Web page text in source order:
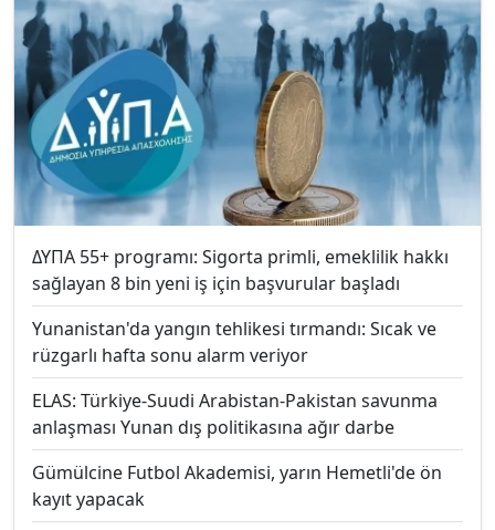
ΔΥΠΑ 55+ programı: Sigorta primli, emeklilik hakkı
sağlayan 8 bin yeni iş için başvurular başladı
Yunanistan'da yangın tehlikesi tırmandı: Sıcak ve
rüzgarlı hafta sonu alarm veriyor
ELAS: Türkiye-Suudi Arabistan-Pakistan savunma
anlaşması Yunan dış politikasına ağır darbe
Gümülcine Futbol Akademisi, yarın Hemetli'de ön
kayıt yapacak